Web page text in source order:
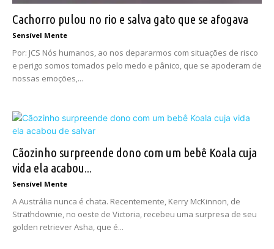
Cachorro pulou no rio e salva gato que se afogava
Sensível Mente
Por: JCS Nós humanos, ao nos depararmos com situações de risco
e perigo somos tomados pelo medo e pânico, que se apoderam de
nossas emoções,...
Cãozinho surpreende dono com um bebê Koala cuja
vida ela acabou...
Sensível Mente
A Austrália nunca é chata. Recentemente, Kerry McKinnon, de
Strathdownie, no oeste de Victoria, recebeu uma surpresa de seu
golden retriever Asha, que é...